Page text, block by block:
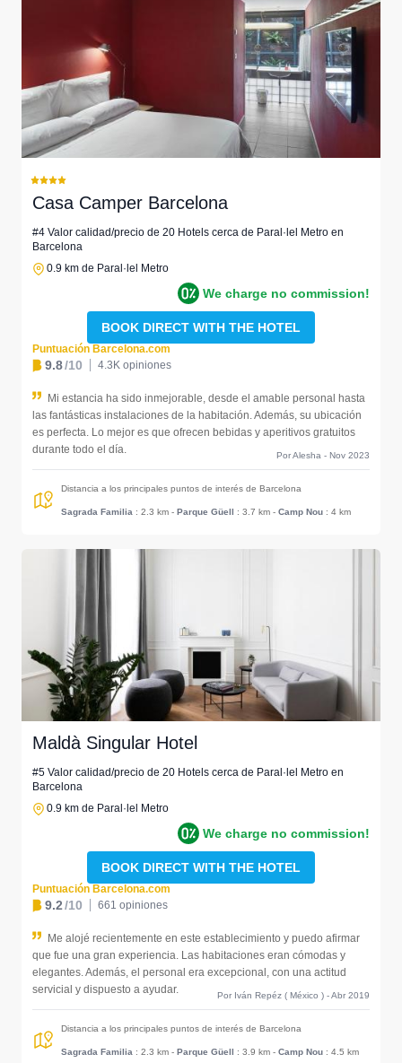
Casa Camper Barcelona
#4 Valor calidad/precio de 20 Hotels cerca de Paral·lel Metro en
Barcelona
0.9 km de Paral·lel Metro
We charge no commission!
BOOK DIRECT WITH THE HOTEL
Puntuación Barcelona.com
9.8/10 4.3K opiniones
Mi estancia ha sido inmejorable, desde el amable personal hasta
las fantásticas instalaciones de la habitación. Además, su ubicación
es perfecta. Lo mejor es que ofrecen bebidas y aperitivos gratuitos
durante todo el día.
Por Alesha - Nov 2023
Distancia a los principales puntos de interés de Barcelona
Sagrada Familia : 2.3 km - Parque Güell : 3.7 km - Camp Nou : 4 km
Maldà Singular Hotel
#5 Valor calidad/precio de 20 Hotels cerca de Paral·lel Metro en
Barcelona
0.9 km de Paral·lel Metro
We charge no commission!
BOOK DIRECT WITH THE HOTEL
Puntuación Barcelona.com
9.2/10 661 opiniones
Me alojé recientemente en este establecimiento y puedo afirmar
que fue una gran experiencia. Las habitaciones eran cómodas y
elegantes. Además, el personal era excepcional, con una actitud
servicial y dispuesto a ayudar.
Por Iván Repéz ( México ) - Abr 2019
Distancia a los principales puntos de interés de Barcelona
Sagrada Familia : 2.3 km - Parque Güell : 3.9 km - Camp Nou : 4.5 km